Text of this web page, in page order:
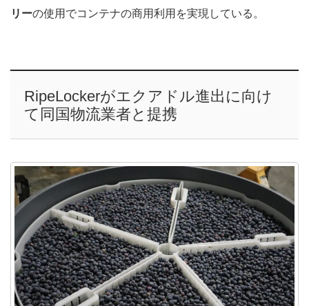
リーの使用でコンテナの商用利用を実現している。
RipeLockerがエクアドル進出に向け
て同国物流業者と提携